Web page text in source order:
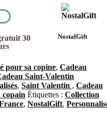
30
NostalGift
pour sa copine, Cadeau
Saint-Valentin
, Saint Valentin , Cadeau
copain Étiquettes : Collection
, NostalGift,